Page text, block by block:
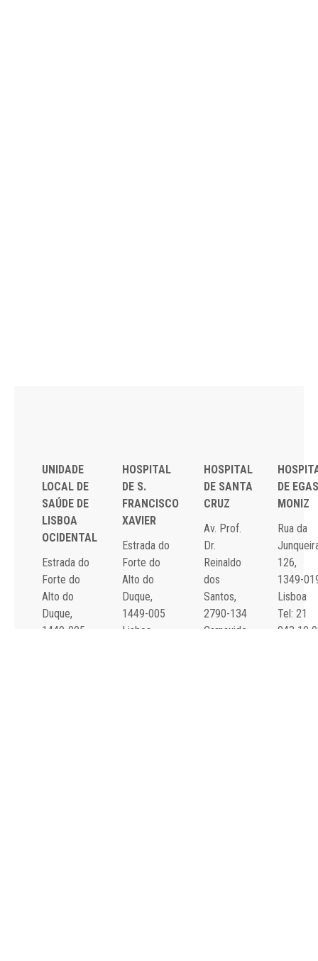
UNIDADE
LOCAL DE
SAÚDE DE
LISBOA
OCIDENTAL
Estrada do
Forte do
Alto do
Duque,
1449-005
HOSPITAL
DE S.
FRANCISCO
XAVIER
Estrada do
Forte do
Alto do
Duque,
1449-005
Lisboa
HOSPITAL
DE SANTA
CRUZ
Av. Prof.
Dr.
Reinaldo
dos
Santos,
2790-134
Carnaxide
DE EGAS
MONIZ
Rua da
126,
1349-
Lisboa
Tel: 21
043 10